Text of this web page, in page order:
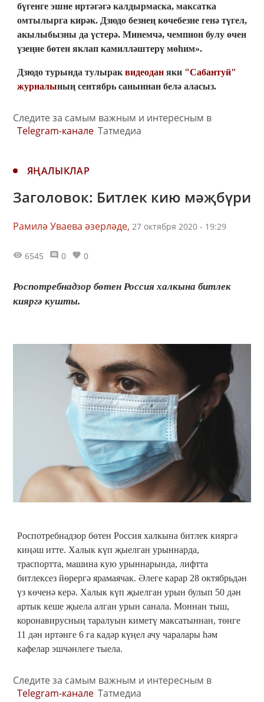
бүгенге эшне иртәгәгә калдырмаска, максатка
омтылырга кирәк. Дзюдо безнең көчебезне генә түгел,
акылыбызны да үстерә. Минемчә, чемпион булу өчен
үзеңне бөтен яклап камилләштерү мөһим».
Дзюдо турында тулырак видеодан яки "Сабантуй"
журналының сентябрь саныннан белә аласыз.
Следите за самым важным и интересным в
Telegram-канале Татмедиа
ЯҢАЛЫКЛАР
Заголовок: Битлек кию мәҗбүри
Рамилә Уваева әзерләде, 27 октября 2020 - 19:29
6545 0 0
Роспотребнадзор бөтен Россия халкына битлек
кияргә кушты.
Роспотребнадзор бөтен Россия халкына битлек кияргә
киңәш итте. Халык күп җыелган урыннарда,
траспортта, машина кую урыннарында, лифтта
битлексез йөрергә ярамаячак. Әлеге карар 28 октябрьдән
үз көченә керә. Халык күп җыелган урын булып 50 дән
артык кеше җыела алган урын санала. Моннан тыш,
коронавирусның таралуын киметү максатыннан, төнге
11 дән иртәнге 6 га кадәр күңел ачу чаралары һәм
кафелар эшчәнлеге тыела.
Следите за самым важным и интересным в
Telegram-канале Татмедиа